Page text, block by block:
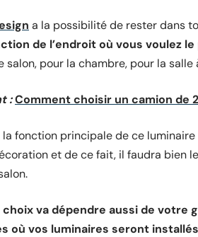
a la possibilité de rester dans
de l’endroit où vous voulez
salon, pour la chambre, pour la salle
:Comment choisir un camion de
la fonction principale de ce
et de ce fait, il faudra bien
choix va dépendre aussi de votre
où vos luminaires seront